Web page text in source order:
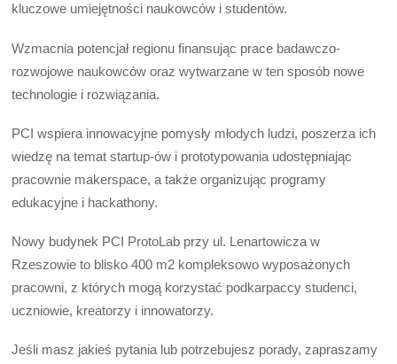
kluczowe umiejętności naukowców i studentów.
Wzmacnia potencjał regionu finansując prace badawczo-
rozwojowe naukowców oraz wytwarzane w ten sposób nowe
technologie i rozwiązania.
PCI wspiera innowacyjne pomysły młodych ludzi, poszerza ich
wiedzę na temat startup-ów i prototypowania udostępniając
pracownie makerspace, a także organizując programy
edukacyjne i hackathony.
Nowy budynek PCI ProtoLab przy ul. Lenartowicza w
Rzeszowie to blisko 400 m2 kompleksowo wyposażonych
pracowni, z których mogą korzystać podkarpaccy studenci,
uczniowie, kreatorzy i innowatorzy.
Jeśli masz jakieś pytania lub potrzebujesz porady, zapraszamy